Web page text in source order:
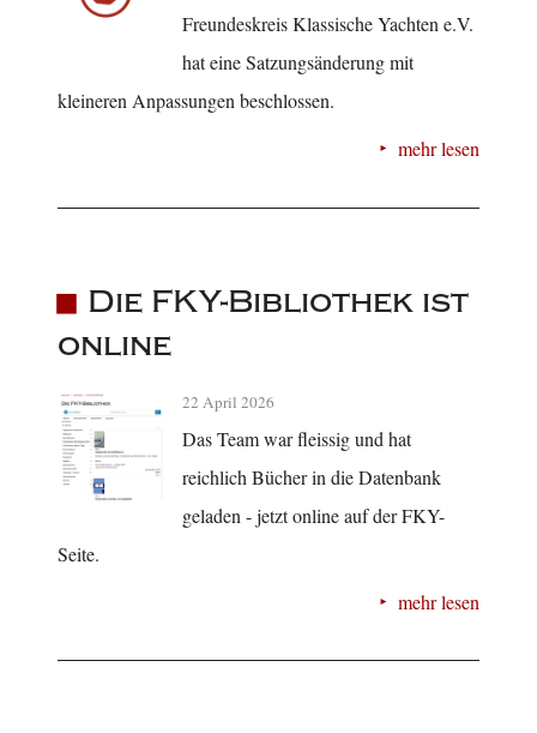
Freundeskreis Klassische Yachten e.V.
hat eine Satzungsänderung mit
kleineren Anpassungen beschlossen.
mehr lesen
Die FKY-Bibliothek ist
online
22 April 2026
Das Team war fleissig und hat
reichlich Bücher in die Datenbank
geladen - jetzt online auf der FKY-
Seite.
mehr lesen